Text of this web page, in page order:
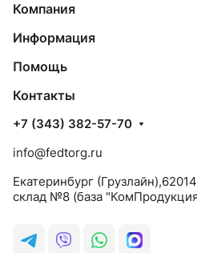
Компания
Информация
Помощь
Контакты
+7 (343) 382-57-70
info@fedtorg.ru
Екатеринбург
склад №8 (база